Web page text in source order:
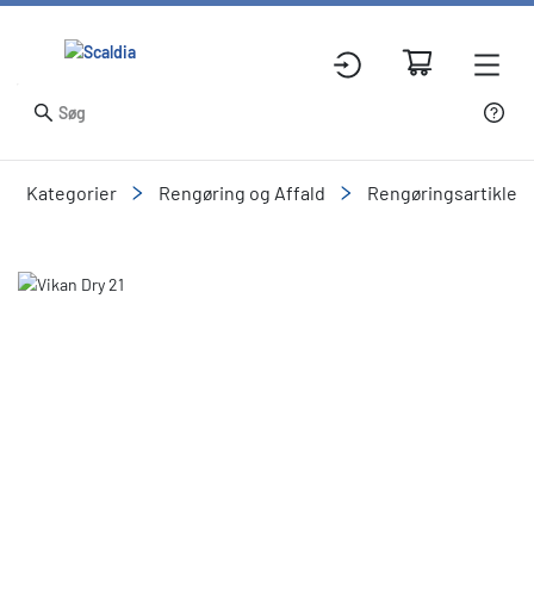
Kategorier Rengøring og Affald Rengøringsartikler
Slide 1 of 1